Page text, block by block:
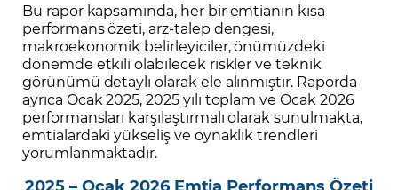
Bu rapor kapsamında, her bir emtianın kısa
performans özeti, arz-talep dengesi,
makroekonomik belirleyiciler, önümüzdeki
dönemde etkili olabilecek riskler ve teknik
görünümü detaylı olarak ele alınmıştır. Raporda
ayrıca Ocak 2025, 2025 yılı toplam ve Ocak 2026
performansları karşılaştırmalı olarak sunulmakta,
emtialardaki yükseliş ve oynaklık trendleri
yorumlanmaktadır.
2025 – Ocak 2026 Emtia Performans Özeti